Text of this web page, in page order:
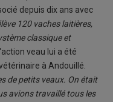
depuis dix ans avec
120 vaches laitières,
classique et
veau lui a été
à Andouillé.
de petits veaux. On était
avions travaillé tous les